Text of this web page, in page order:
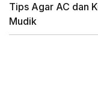
Tips Agar AC dan
Mudik